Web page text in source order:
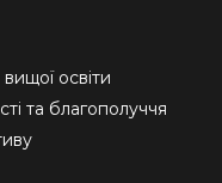
освіти
та благополуччя